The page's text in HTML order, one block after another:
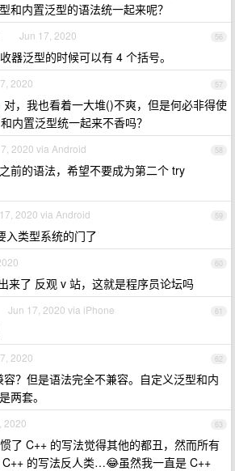
和内置泛型的语法统一起来呢？
56
Jun 17, 2020
器泛型的时候可以有 4 个括号。
57
2020
对，我也看着一大堆()不爽，但是何必非得使
内置泛型统一起来不香吗？
58
2020 via Android
前的语法，希望不要成为第二个 try
59
2020 via Android
入类型系统的门了
60
来了 反观 v 站，这就是程序员论坛吗
61
Jun 17, 2020 via iPhone
62
2020
容？但是语法完全不兼容。自定义泛型和内
两套。
63
2020
了 C++ 的写法觉得其他的都丑，然而所有
的写法反人类…😂虽然我一直是 C++